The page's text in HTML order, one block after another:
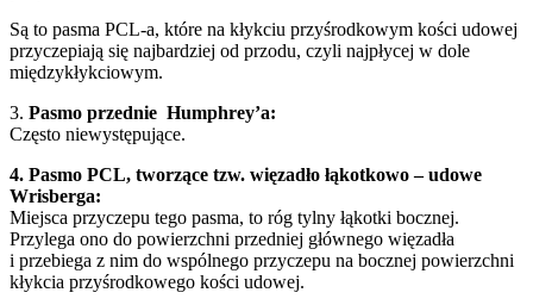
Są to pasma PCL-a, które na kłykciu przyśrodkowym kości udowej
przyczepiają się najbardziej od przodu, czyli najpłycej w dole
międzykłykciowym.
3. Pasmo przednie Humphrey’a:
Często niewystępujące.
4. Pasmo PCL, tworzące tzw. więzadło łąkotkowo – udowe
Wrisberga:
Miejsca przyczepu tego pasma, to róg tylny łąkotki bocznej.
Przylega ono do powierzchni przedniej głównego więzadła
i przebiega z nim do wspólnego przyczepu na bocznej powierzchni
kłykcia przyśrodkowego kości udowej.